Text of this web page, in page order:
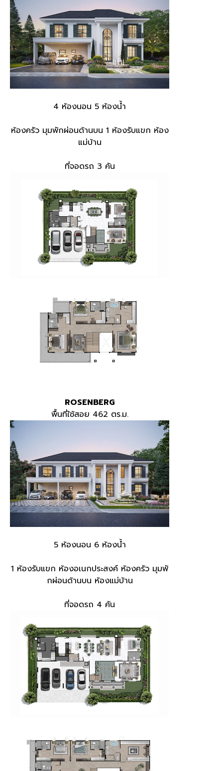
4 ห้องนอน 5 ห้องน้ำ
ห้องครัว มุมพักผ่อนด้านบน​ 1 ห้องรับแขก ห้อง
แม่บ้าน
ที่จอดรถ 3 คัน
ROSENBERG
พื้นที่ใช้สอย 462 ตร.ม.
5 ห้องนอน 6 ห้องน้ำ
1 ห้องรับแขก ห้องอเนกประสงค์ ห้องครัว มุมพั
กผ่อนด้านบน​ ห้องแม่บ้าน
ที่จอดรถ 4 คัน